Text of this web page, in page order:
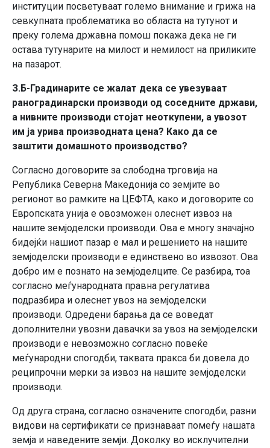
институции посветуваат големо внимание и грижа на
севкупната проблематика во областа на тутунот и
преку голема државна помош покажа дека не ги
остава тутунарите на милост и немилост на приликите
на пазарот.
З.Б-Градинарите се жалат дека се увезуваат
раноградинарски производи од соседните држави,
а нивните производи стојат неоткупени, а увозот
им ја урива производната цена? Како да се
заштити домашното производство?
Согласно договорите за слободна трговија на
Република Северна Македонија со земјите во
регионот во рамките на ЦЕФТА, како и договорите со
Европската унија е овозможен олеснет извоз на
нашите земјоделски производи. Ова е многу значајно
бидејќи нашиот пазар е мал и решението на нашите
земјоделски производи е единствено во извозот. Ова
добро им е познато на земјоделците. Се разбира, тоа
согласно меѓународната правна регулатива
подразбира и олеснет увоз на земјоделски
производи. Одредени барања да се воведат
дополнителни увозни давачки за увоз на земјоделски
производи е невозможно согласно повеќе
меѓународни спогодби, таквата пракса би довела до
реципрочни мерки за извоз на нашите земјоделски
производи.
Од друга страна, согласно означените спогодби, разни
видови на сертификати се признаваат помеѓу нашата
земја и наведените земји. Доколку во исклучителни